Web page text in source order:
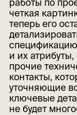
работы по
четкая
теперь его
и их
прочие
контакты,
уточняющие
ключевые
не будет